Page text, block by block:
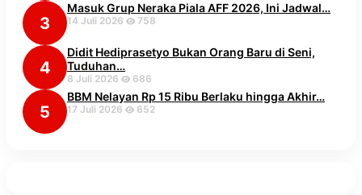
3
Masuk Grup Neraka Piala AFF 2026, Ini Jadwal…
14 Juli 2026 758
4
Didit Hediprasetyo Bukan Orang Baru di Seni,
Tuduhan…
8 Juli 2026 686
5
BBM Nelayan Rp 15 Ribu Berlaku hingga Akhir…
17 Juli 2026 652